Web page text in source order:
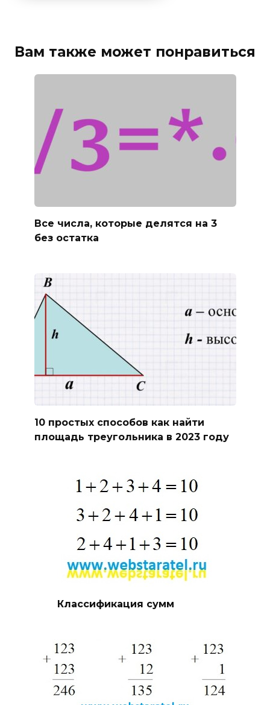
Вам также может понравиться
Все числа, которые делятся на 3
без остатка
10 простых способов как найти
площадь треугольника в 2023 году
Классификация сумм